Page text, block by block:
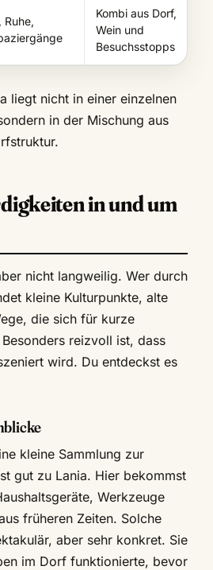
Ruhe,
Kombi aus Dorf,
Wein und
Besuchsstopps
liegt nicht in einer einzelnen
in der Mischung aus
in und um
nicht langweilig. Wer durch
kleine Kulturpunkte, alte
die sich für kurze
reizvoll ist, dass
wird. Du entdeckst es
kleine Sammlung zur
gut zu Lania. Hier bekommst
Werkzeuge
früheren Zeiten. Solche
aber sehr konkret. Sie
im Dorf funktionierte, bevor